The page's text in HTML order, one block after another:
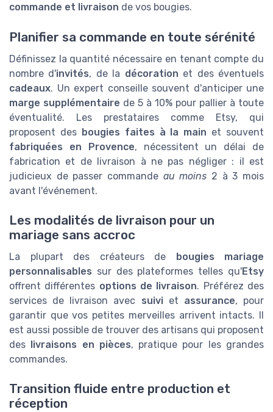
commande et livraison de vos bougies.
Planifier sa commande en toute sérénité
Définissez la quantité nécessaire en tenant compte du
nombre d'invités, de la décoration et des éventuels
cadeaux. Un expert conseille souvent d'anticiper une
marge supplémentaire de 5 à 10% pour pallier à toute
éventualité. Les prestataires comme Etsy, qui
proposent des bougies faites à la main et souvent
fabriquées en Provence, nécessitent un délai de
fabrication et de livraison à ne pas négliger : il est
judicieux de passer commande au moins 2 à 3 mois
avant l'événement.
Les modalités de livraison pour un
mariage sans accroc
La plupart des créateurs de bougies mariage
personnalisables sur des plateformes telles qu'Etsy
offrent différentes options de livraison. Préférez des
services de livraison avec suiviet assurance, pour
garantir que vos petites merveilles arrivent intacts. Il
est aussi possible de trouver des artisans qui proposent
des livraisons en pièces, pratique pour les grandes
commandes.
Transition fluide entre production et
réception